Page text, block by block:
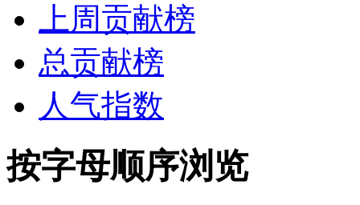
上周贡献榜
总贡献榜
人气指数
按字母顺序浏览